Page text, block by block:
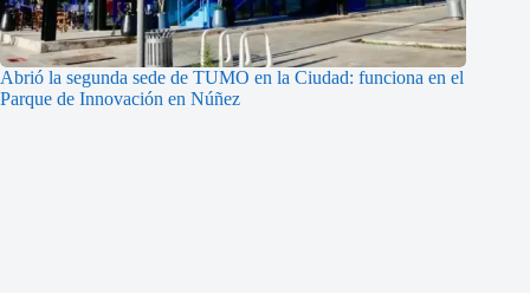
Abrió la segunda sede de TUMO en la Ciudad: funciona en el
Parque de Innovación en Núñez